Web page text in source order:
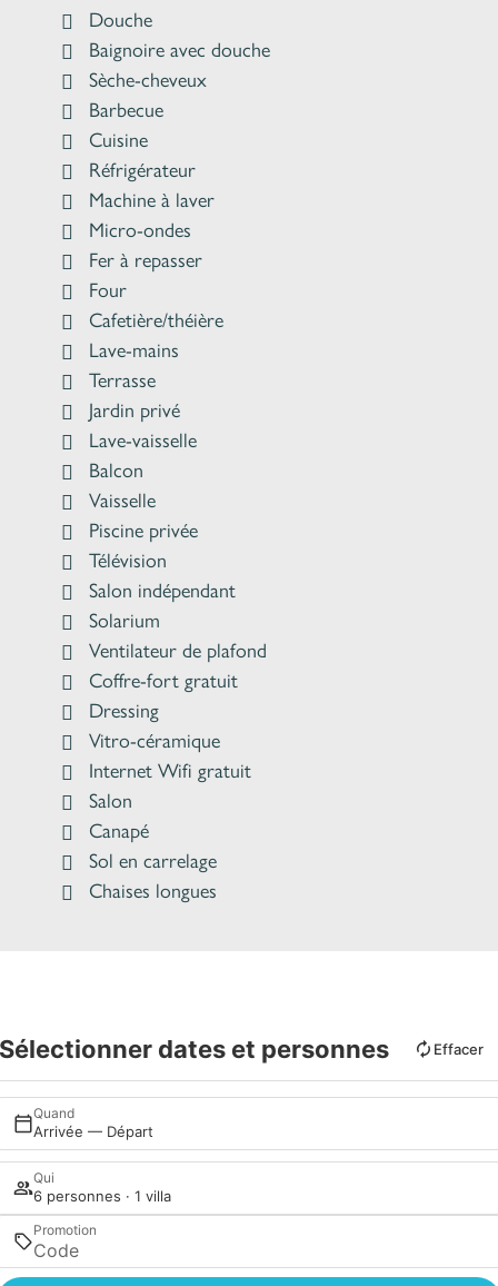
Douche
Baignoire avec douche
Sèche-cheveux
Barbecue
Cuisine
Réfrigérateur
Machine à laver
Micro-ondes
Fer à repasser
Four
Cafetière/théière
Lave-mains
Terrasse
Jardin privé
Lave-vaisselle
Balcon
Vaisselle
Piscine privée
Télévision
Salon indépendant
Solarium
Ventilateur de plafond
Coffre-fort gratuit
Dressing
Vitro-céramique
Internet Wifi gratuit
Salon
Canapé
Sol en carrelage
Chaises longues
Sélectionner dates et personnes Effacer
Quand
Arrivée — Départ
Qui
6 personnes · 1 villa
Promotion